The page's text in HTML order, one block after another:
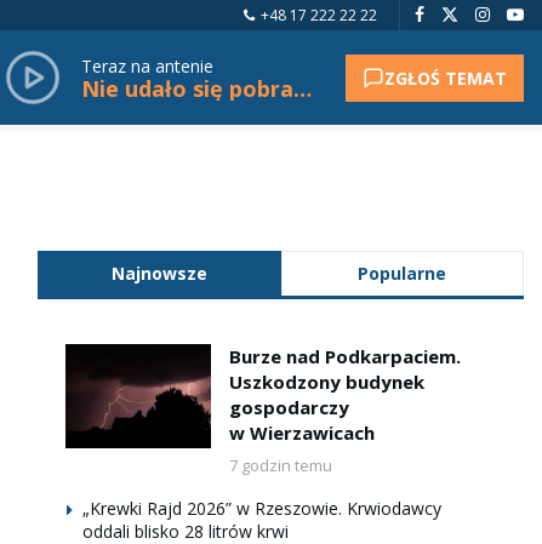
+48 17 222 22 22
Teraz na antenie
Nie udało się pobrać tytułu. ZGŁOŚ TEMAT
Najnowsze Popularne
Burze nad Podkarpaciem.
Uszkodzony budynek
gospodarczy
w Wierzawicach
7 godzin temu
„Krewki Rajd 2026” w Rzeszowie. Krwiodawcy
oddali blisko 28 litrów krwi